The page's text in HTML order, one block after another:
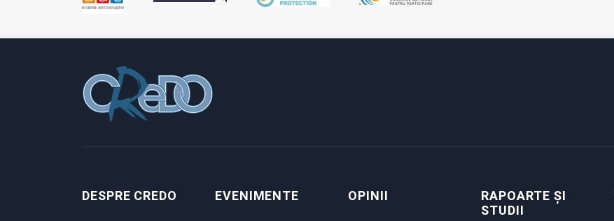
DESPRE CREDO EVENIMENTE OPINII RAPOARTE ȘI
STUDII